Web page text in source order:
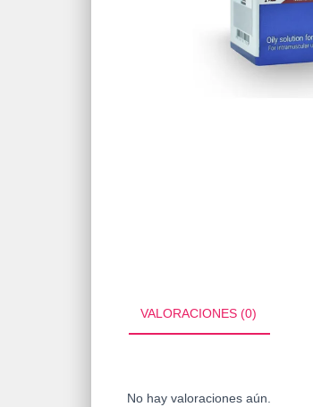
VALORACIONES (0)
No hay valoraciones aún.